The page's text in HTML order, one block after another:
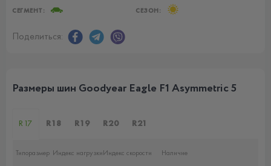
СЕГМЕНТ: СЕЗОН:
Поделиться:
Размеры шин Goodyear Eagle F1 Asymmetric 5
R17 R18 R19 R20 R21
Типоразмер Индекс нагрузкиИндекс скорости
Наличие